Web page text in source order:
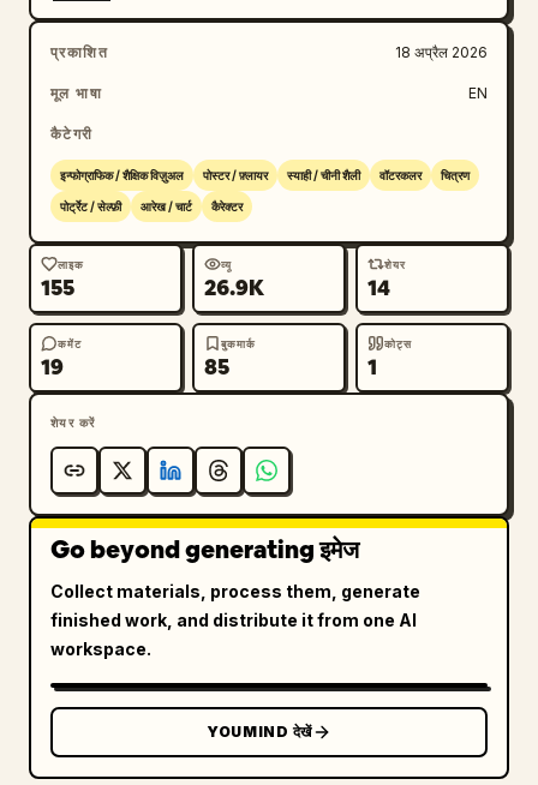
"देआंग", "बाओआन", "युगुर",
        "जिंग", "तातार", "डुलोंग", "ओरोचेन", "हेझे",
      ]
    }
  }
}
प्रकाशित 18 अप्रैल 2026
मूल भाषा EN
कैटेगरी
इन्फोग्राफिक / शैक्षिक विज़ुअल पोस्टर / फ़्लायर स्याही / चीनी शैली वॉटरकलर चित्रण
पोर्ट्रेट / सेल्फ़ी आरेख / चार्ट कैरेक्टर
लाइक
155
व्यू
26.9K
शेयर
14
कमेंट
19
बुकमार्क
85
कोट्स
1
शेयर करें
Go beyond generating इमेज
Collect materials, process them, generate
finished work, and distribute it from one AI
workspace.
YOUMIND देखें